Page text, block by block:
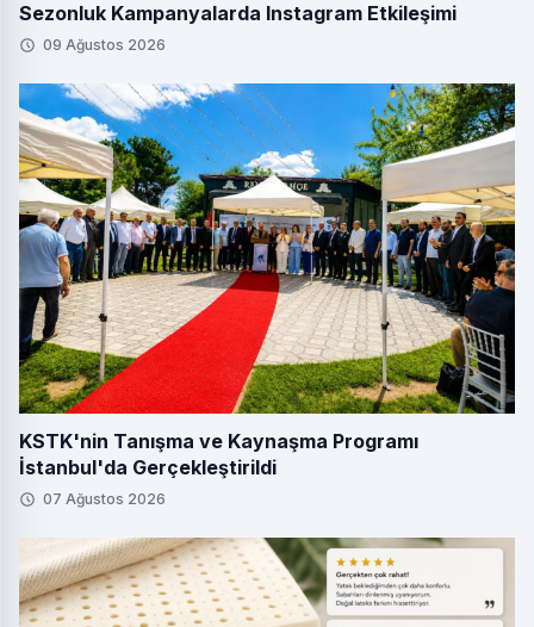
Sezonluk Kampanyalarda Instagram Etkileşimi
09 Ağustos 2026
KSTK'nin Tanışma ve Kaynaşma Programı
İstanbul'da Gerçekleştirildi
07 Ağustos 2026